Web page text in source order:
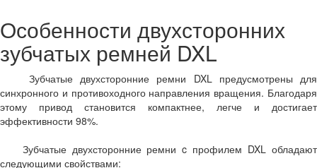
Особенности двухсторонних
зубчатых ремней DXL
Зубчатые двухсторонние ремни DXL предусмотрены для
синхронного и противоходного направления вращения. Благодаря
этому привод становится компактнее, легче и достигает
эффективности 98%.
Зубчатые двухсторонние ремни c профилем DXL обладают
следующими свойствами: